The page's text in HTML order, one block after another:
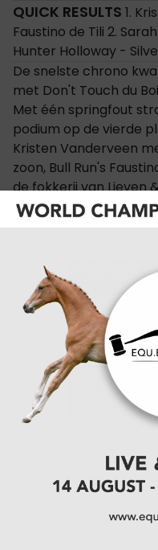
QUICK RESULTS 1.
Faustino de Tili 2.
Hunter Holloway -
De snelste chrono
met Don't Touch du
Met één springfout
podium op de vierde
Kristen Vanderveen
zoon, Bull Run's
de fokkerij van Lieven
werd internationaal
Broeck. Nadien nam
Scheiring met de
op twee en Hunter
Validation (Vallado)
Faustino de Tili
overwinning op
CATEGORIËN:
NIEUWS